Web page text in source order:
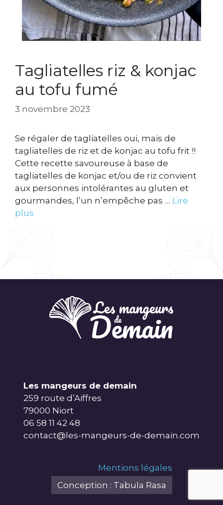
Tagliatelles riz & konjac
au tofu fumé
3 novembre 2023
Se régaler de tagliatelles oui, mais de
tagliatelles de riz et de konjac au tofu frit !!
Cette recette savoureuse à base de
tagliatelles de konjac et/ou de riz convient
aux personnes intolérantes au gluten et
gourmandes, l’un n’empêche pas … Lire
plus
Les mangeurs de demain
259 route d’Aiffres
79000 Niort
06 58 11 42 48
contact@les-mangeurs-de-demain.com
Mentions légales
Conception : Tabula Rasa